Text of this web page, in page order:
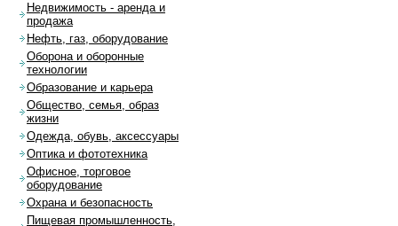
Недвижимость - аренда и
продажа
Нефть, газ, оборудование
Оборона и оборонные
технологии
Образование и карьера
Общество, семья, образ
жизни
Одежда, обувь, аксессуары
Оптика и фототехника
Офисное, торговое
оборудование
Охрана и безопасность
Пищевая промышленность,